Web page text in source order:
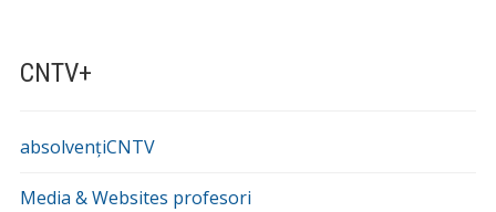
CNTV+
absolvențiCNTV
Media & Websites profesori